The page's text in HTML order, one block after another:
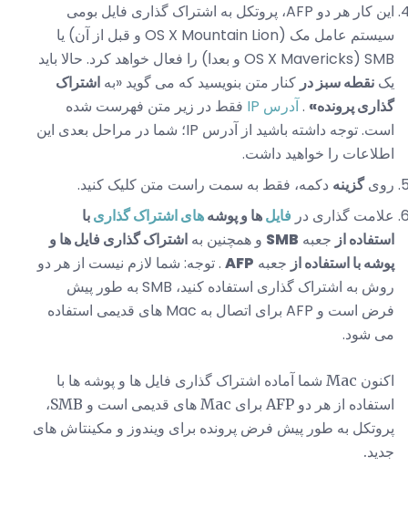
این کار هر دو AFP، پروتکل به اشتراک گذاری فایل بومی
سیستم عامل مک (OS X Mountain Lion و قبل از آن) یا
SMB (OS X Mavericks و بعدا) را فعال خواهد کرد. حالا باید
یک نقطه سبز در کنار متن بنویسید که می گوید «به اشتراک
گذاری پرونده» .آدرس IP
فقط در زیر متن فهرست شده
است. توجه داشته باشید از آدرس IP؛ شما در مراحل بعدی این
اطلاعات را خواهید داشت.
رویگزینه دکمه، فقط به سمت راست متن کلیک کنید.
علامت گذاری در فایلها و پوشههای اشتراک گذاریبا
استفاده از جعبه SMB و همچنین به اشتراک گذاری فایل ها و
پوشه با استفاده از جعبه AFP . توجه: شما لازم نیست از هر دو
روش به اشتراک گذاری استفاده کنید، SMB به طور پیش
فرض است و AFP برای اتصال به Mac های قدیمی استفاده
می شود.
اکنون Mac شما آماده اشتراک گذاری فایل ها و پوشه ها با
استفاده از هر دو AFP برای Mac های قدیمی است و SMB،
پروتکل به طور پیش فرض پرونده برای ویندوز و مکینتاش های
جدید.